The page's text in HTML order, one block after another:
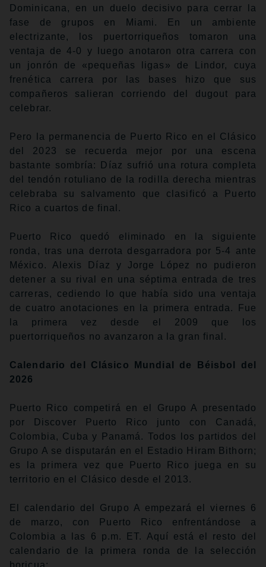
Dominicana, en un duelo decisivo para cerrar la
fase de grupos en Miami. En un ambiente
electrizante, los puertorriqueños tomaron una
ventaja de 4-0 y luego anotaron otra carrera con
un jonrón de «pequeñas ligas» de Lindor, cuya
frenética carrera por las bases hizo que sus
compañeros salieran corriendo del dugout para
celebrar.
Pero la permanencia de Puerto Rico en el Clásico
del 2023 se recuerda mejor por una escena
bastante sombría: Díaz sufrió una rotura completa
del tendón rotuliano de la rodilla derecha mientras
celebraba su salvamento que clasificó a Puerto
Rico a cuartos de final.
Puerto Rico quedó eliminado en la siguiente
ronda, tras una derrota desgarradora por 5-4 ante
México. Alexis Díaz y Jorge López no pudieron
detener a su rival en una séptima entrada de tres
carreras, cediendo lo que había sido una ventaja
de cuatro anotaciones en la primera entrada. Fue
la primera vez desde el 2009 que los
puertorriqueños no avanzaron a la gran final.
Calendario del Clásico Mundial de Béisbol del
2026
Puerto Rico competirá en el Grupo A presentado
por Discover Puerto Rico junto con Canadá,
Colombia, Cuba y Panamá. Todos los partidos del
Grupo A se disputarán en el Estadio Hiram Bithorn;
es la primera vez que Puerto Rico juega en su
territorio en el Clásico desde el 2013.
El calendario del Grupo A empezará el viernes 6
de marzo, con Puerto Rico enfrentándose a
Colombia a las 6 p.m. ET. Aquí está el resto del
calendario de la primera ronda de la selección